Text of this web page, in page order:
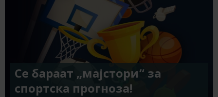
Се бараат „мајстори“ за
спортска прогноза!